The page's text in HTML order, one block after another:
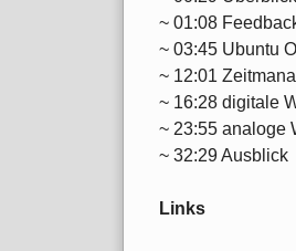
~ 01:08
~ 03:45 Ubuntu
~ 12:01
~ 16:28 digitale
~ 23:55 analoge
~ 32:29 Ausblick
Links